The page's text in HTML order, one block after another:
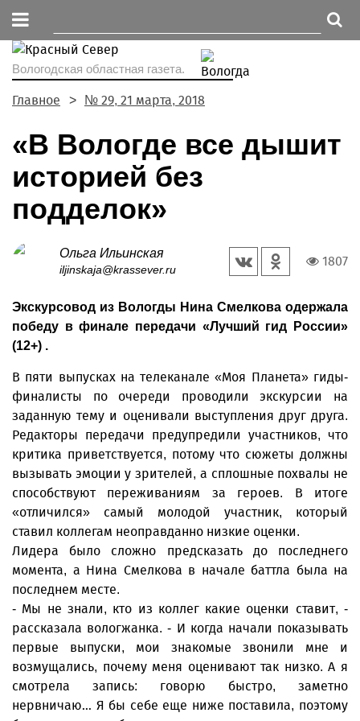
Вологодская областная газета.
Главное № 29, 21 марта, 2018
«В Вологде все дышит
историей без
подделок»
Ольга Ильинская
iljinskaja@krassever.ru
1807
Экскурсовод из Вологды Нина Смелкова одержала
победу в финале передачи «Лучший гид России»
(12+) .
В пяти выпусках на телеканале «Моя Планета» гиды-
финалисты по очереди проводили экскурсии на
заданную тему и оценивали выступления друг друга.
Редакторы передачи предупредили участников, что
критика приветствуется, потому что сюжеты должны
вызывать эмоции у зрителей, а сплошные похвалы не
способствуют переживаниям за героев. В итоге
«отличился» самый молодой участник, который
ставил коллегам неоправданно низкие оценки.
Лидера было сложно предсказать до последнего
момента, а Нина Смелкова в начале баттла была на
последнем месте.
- Мы не знали, кто из коллег какие оценки ставит, -
рассказала вологжанка. - И когда начали показывать
первые выпуски, мои знакомые звонили мне и
возмущались, почему меня оценивают так низко. А я
смотрела запись: говорю быстро, заметно
нервничаю… Я бы себе еще ниже поставила, поэтому